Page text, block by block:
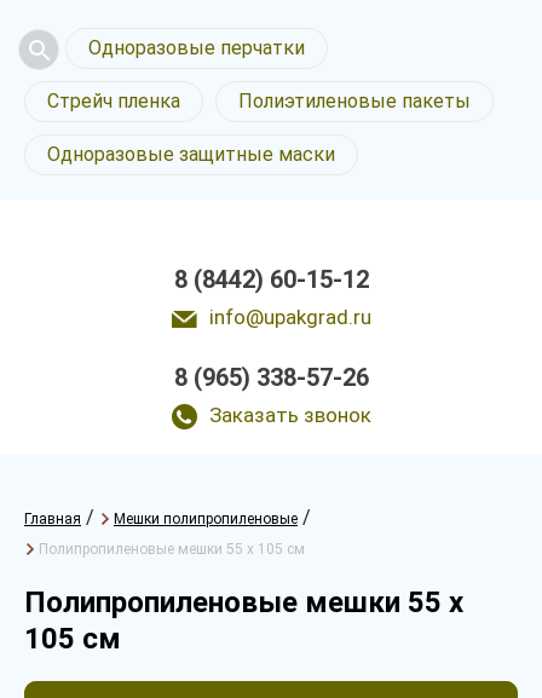
Одноразовые перчатки
Стрейч пленка Полиэтиленовые пакеты
Одноразовые защитные маски
8 (8442) 60-15-12
info@upakgrad.ru
8 (965) 338-57-26
Заказать звонок
Главная / Мешки полипропиленовые /
Полипропиленовые мешки 55 х 105 см
Полипропиленовые мешки 55 х
105 см